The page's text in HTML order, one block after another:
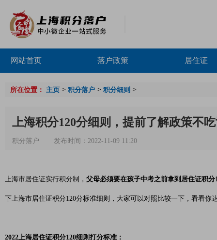
网站首页 落户政策 居住证
所在位置： 主页 > 积分落户 > 积分细则 >
上海积分120分细则，提前了解政策不
积分落户 发布时间：2022-11-09 11:20
上海市居住证实行积分制， 父母必须要在孩子中考之前拿到居住证积
下上海市居住证积分120分标准细则，大家可以对照比较一下，看看你
2022上海居住证积分120细则打分标准：